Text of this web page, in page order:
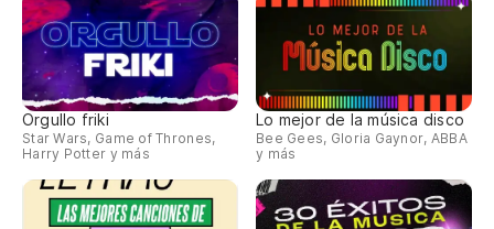
Orgullo friki
Star Wars, Game of Thrones,
Harry Potter y más
Lo mejor de la música disco
Bee Gees, Gloria Gaynor, ABBA
y más